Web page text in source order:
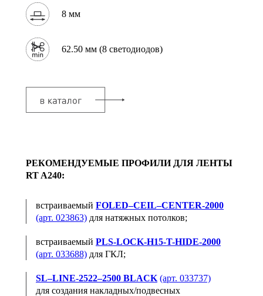
8 мм
62.50 мм (8 светодиодов)
РЕКОМЕНДУЕМЫЕ ПРОФИЛИ ДЛЯ ЛЕНТЫ
RT A240:
встраиваемый FOLED–CEIL–CENTER-2000
(арт. 023863) для натяжных потолков;
встраиваемый PLS-LOCK-H15-T-HIDE-2000
(арт. 033688) для ГКЛ;
SL–LINE-2522–2500 BLACK (арт. 033737)
для создания накладных/подвесных